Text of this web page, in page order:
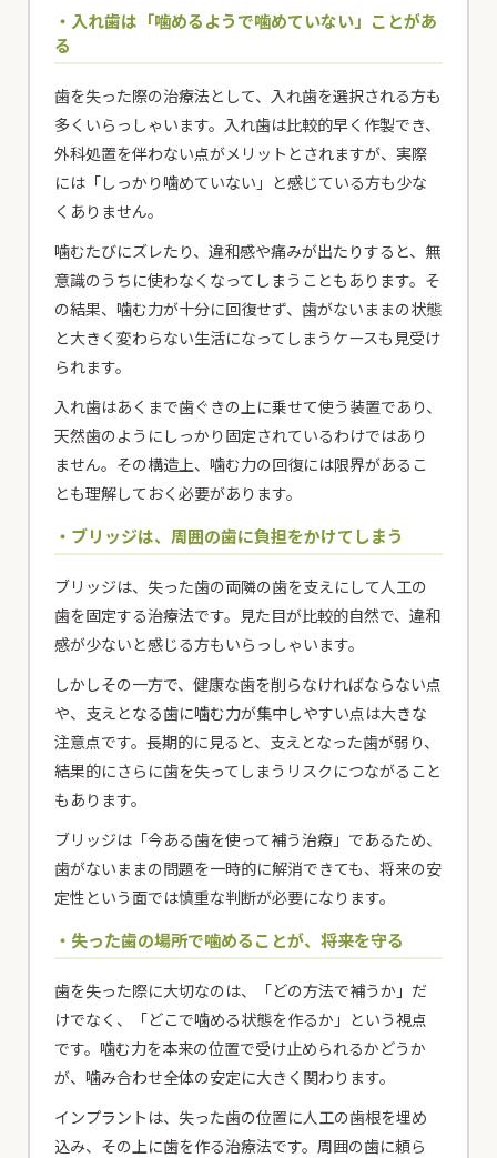
・入れ歯は「噛めるようで噛めていない」ことがあ
る
歯を失った際の治療法として、入れ歯を選択される方も
多くいらっしゃいます。入れ歯は比較的早く作製でき、
外科処置を伴わない点がメリットとされますが、実際
には「しっかり噛めていない」と感じている方も少な
くありません。
噛むたびにズレたり、違和感や痛みが出たりすると、無
意識のうちに使わなくなってしまうこともあります。そ
の結果、噛む力が十分に回復せず、歯がないままの状態
と大きく変わらない生活になってしまうケースも見受け
られます。
入れ歯はあくまで歯ぐきの上に乗せて使う装置であり、
天然歯のようにしっかり固定されているわけではあり
ません。その構造上、噛む力の回復には限界があるこ
とも理解しておく必要があります。
・ブリッジは、周囲の歯に負担をかけてしまう
ブリッジは、失った歯の両隣の歯を支えにして人工の
歯を固定する治療法です。見た目が比較的自然で、違和
感が少ないと感じる方もいらっしゃいます。
しかしその一方で、健康な歯を削らなければならない点
や、支えとなる歯に噛む力が集中しやすい点は大きな
注意点です。長期的に見ると、支えとなった歯が弱り、
結果的にさらに歯を失ってしまうリスクにつながること
もあります。
ブリッジは「今ある歯を使って補う治療」であるため、
歯がないままの問題を一時的に解消できても、将来の安
定性という面では慎重な判断が必要になります。
・失った歯の場所で噛めることが、将来を守る
歯を失った際に大切なのは、「どの方法で補うか」だ
けでなく、「どこで噛める状態を作るか」という視点
です。噛む力を本来の位置で受け止められるかどうか
が、噛み合わせ全体の安定に大きく関わります。
インプラントは、失った歯の位置に人工の歯根を埋め
込み、その上に歯を作る治療法です。周囲の歯に頼ら